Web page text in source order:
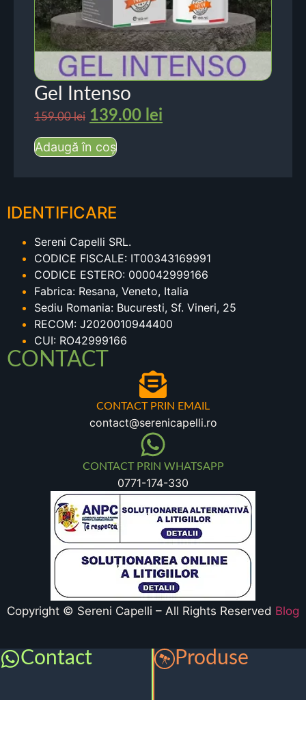
Gel Intenso
159.00lei 139.00 lei
Adaugă în coș
IDENTIFICARE
Sereni Capelli SRL.
CODICE FISCALE: IT00343169991
CODICE ESTERO: 000042999166
Fabrica: Resana, Veneto, Italia
Sediu Romania: Bucuresti, Sf. Vineri, 25
RECOM: J2020010944400
CUI: RO42999166
CONTACT
CONTACT PRIN EMAIL
contact@serenicapelli.ro
CONTACT PRIN WHATSAPP
0771-174-330
Copyright © Sereni Capelli – All Rights Reserved Blog
Contact Produse